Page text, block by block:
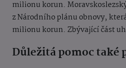
milionu korun.
z Národního plánu obnovy,
milionu korun. Zbývající část
Důležitá pomoc také